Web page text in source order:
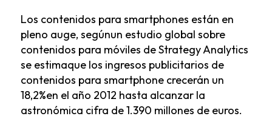
Los contenidos para smartphones están en
pleno auge, segúnun estudio global sobre
contenidos para móviles de Strategy Analytics
se estimaque los ingresos publicitarios de
contenidos para smartphone crecerán un
18,2%en el año 2012 hasta alcanzar la
astronómica cifra de 1.390 millones de euros.